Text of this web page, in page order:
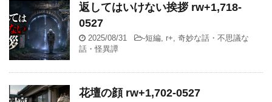
返してはいけない挨拶 rw+1,718-
0527
2025/08/31 -短編 r+ 奇妙な話・不思議な
話・怪異譚
花壇の顔 rw+1,702-0527